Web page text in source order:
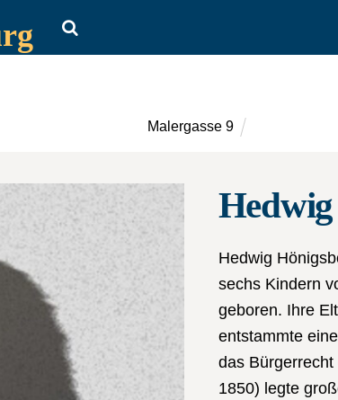
Malergasse 9
Hedwig
sechs Kindern
geboren. Ihre
entstammte
das
1850) legte